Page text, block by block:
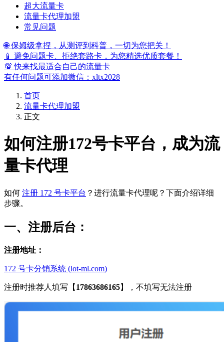
超大流量卡
流量卡代理加盟
常见问题
🌐 保姆级拿捏，从测评到科普，一切为您把关！
📱 避免问题卡、拒绝套路卡，为您精选优质套餐！
💯 快来找最适合自己的流量卡
有任何问题可添加微信：xltx2028
首页
流量卡代理加盟
正文
如何注册172号卡平台，成为流
量卡代理
如何 注册 172 号卡平台 ？进行流量卡代理呢？下面介绍详细
步骤。
一、注册后台：
注册地址：
172 号卡分销系统 (lot-ml.com)
注册时推荐人填写【 17863686165】，不填写无法注册